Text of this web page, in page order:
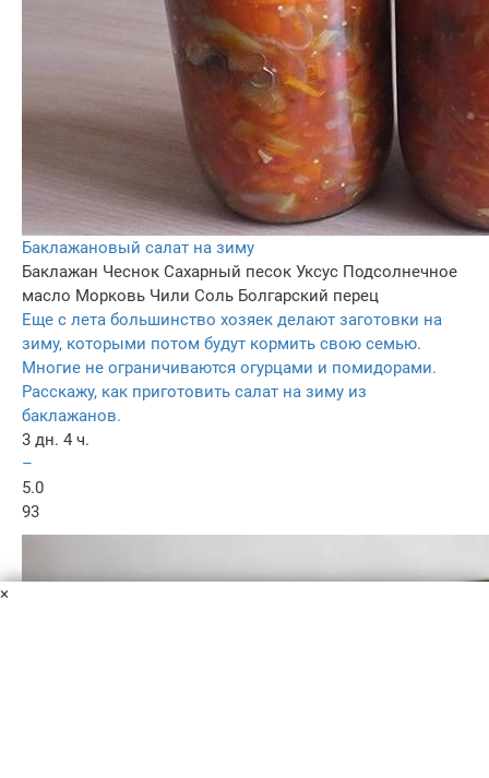
Баклажановый салат на зиму
Баклажан Чеснок Сахарный песок Уксус Подсолнечное
масло Морковь Чили Соль Болгарский перец
Еще с лета большинство хозяек делают заготовки на
зиму, которыми потом будут кормить свою семью.
Многие не ограничиваются огурцами и помидорами.
Расскажу, как приготовить салат на зиму из
баклажанов.
3 дн. 4 ч.
–
5.0
93
×